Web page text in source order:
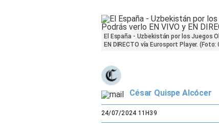
El España - Uzbekistán por los Juegos
EN DIRECTO vía Eurosport Player.
César Quispe Alcócer
24/07/2024 11H39